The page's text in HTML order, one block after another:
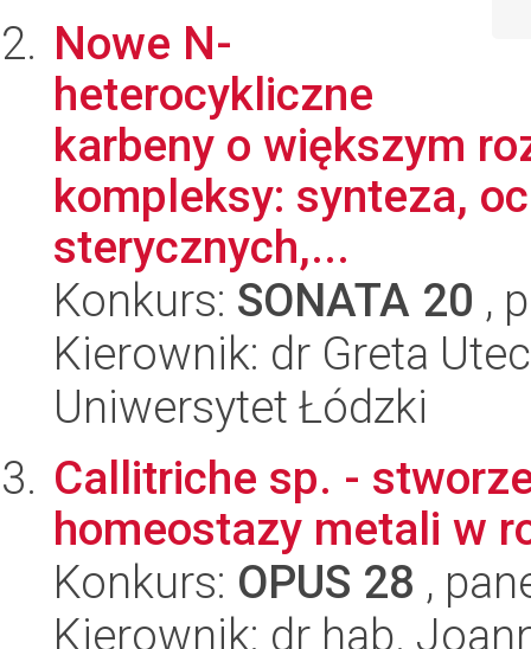
Nowe N-
heterocykliczne
karbeny o większym
kompleksy: synteza,
sterycznych,...
Konkurs: SONATA 20 ,
Kierownik: dr Greta
Uniwersytet Łódzki
Callitriche sp. -
homeostazy metali w
Konkurs: OPUS 28 ,
Kierownik: dr hab.